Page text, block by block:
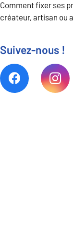
Comment fixer ses
créateur, artisan ou
Suivez-nous !